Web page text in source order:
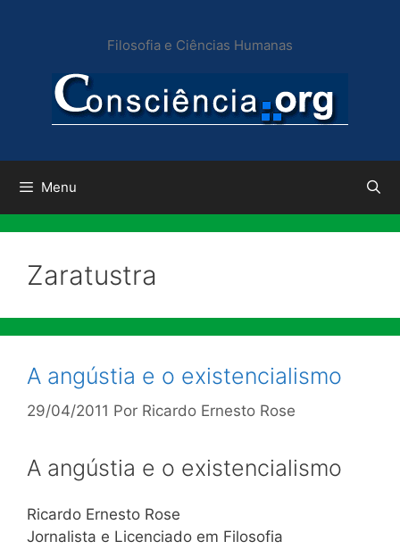
conteúdo
Filosofia e Ciências Humanas
Menu
Zaratustra
A angústia e o existencialismo
29/04/2011 Por Ricardo Ernesto Rose
A angústia e o existencialismo
Ricardo Ernesto Rose
Jornalista e Licenciado em Filosofia